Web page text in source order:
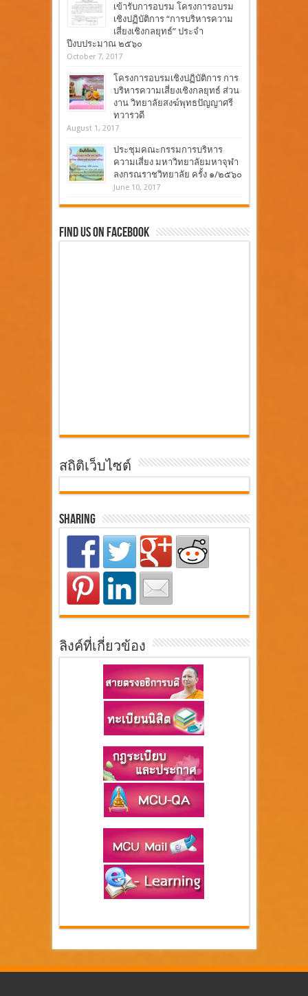
เข้ารับการอบรม โครงการอบรม
เชิงปฏิบัติการ “การบริหารความ
เสี่ยงเชิงกลยุทธ์” ประจำ
ปีงบประมาณ ๒๕๖๐
October 7, 2017
โครงการอบรมเชิงปฏิบัติการ การ
บริหารความเสี่ยงเชิงกลยุทธ์ ส่วน
งาน วิทยาลัยสงฆ์พุทธปัญญาศรี
ทวารวดี
August 1, 2017
ประชุมคณะกรรมการบริหาร
ความเสี่ยง มหาวิทยาลัยมหาจุฬา
ลงกรณราชวิทยาลัย ครั้ง ๑/๒๕๖๐
June 10, 2017
Find Us On Facebook
สถิติเว็บไซต์
Sharing
ลิงค์ที่เกี่ยวข้อง